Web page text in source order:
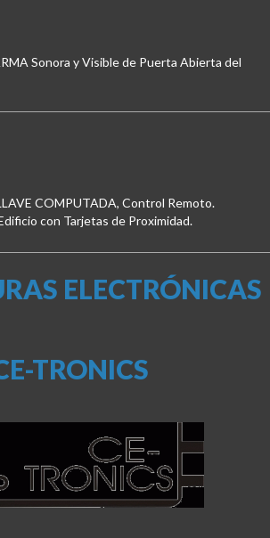
Sonora y Visible de Puerta Abierta del
COMPUTADA, Control Remoto.
con Tarjetas de Proximidad.
ELECTRÓNICAS
TRONICS